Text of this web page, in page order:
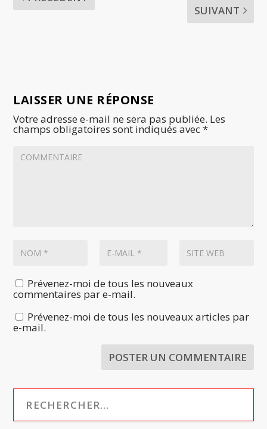
SUIVANT
LAISSER UNE RÉPONSE
Votre adresse e-mail ne sera pas publiée. Les
champs obligatoires sont indiqués avec*
Prévenez-moi de tous les nouveaux
commentaires par e-mail.
Prévenez-moi de tous les nouveaux articles par
e-mail.